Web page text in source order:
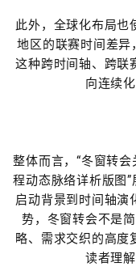
此外，全球化布局也
地区的联赛时间差异
这种跨时间轴、跨联
向连续
整体而言，“冬窗转
程动态脉络详析版图
启动背景到时间轴演
势，冬窗转会不是
略、需求交织的高度
读者理